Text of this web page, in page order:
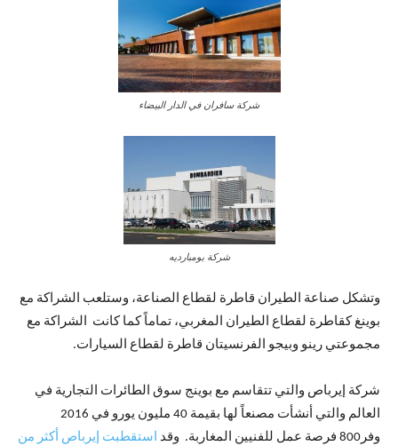
شركة سافران في الدار البيضاء
شركة بومبارديه
وتشكل صناعة الطيران قاطرة لقطاع الصناعة، وستلعب الشراكة مع
بوينغ كقاطرة لقطاع الطيران المغربي، تماماً كما كانت الشراكة مع
مجموعتي رينو وبيجو الفرنسيتان قاطرة لقطاع السيارات.
شركة إيرباص والتي تتقاسم مع بوينج سوق الطائرات التجارية في
العالم والتي أنشأت مصنعاً لها بقيمة 40 مليون يورو في 2016
وفر800 فرصة عمل للفنيين المغاربة. وقد
استقطبت إيرباص أكثر من